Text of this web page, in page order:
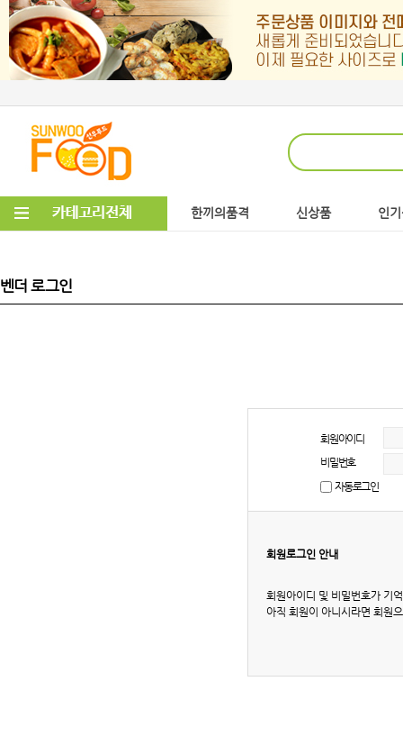
한끼의품격 신상품 인
벤더 로그인
회원아이디
비밀번호
자동로그인
회원로그인 안내
회원아이디 및 비밀번호가 기
아직 회원이 아니시라면 회원